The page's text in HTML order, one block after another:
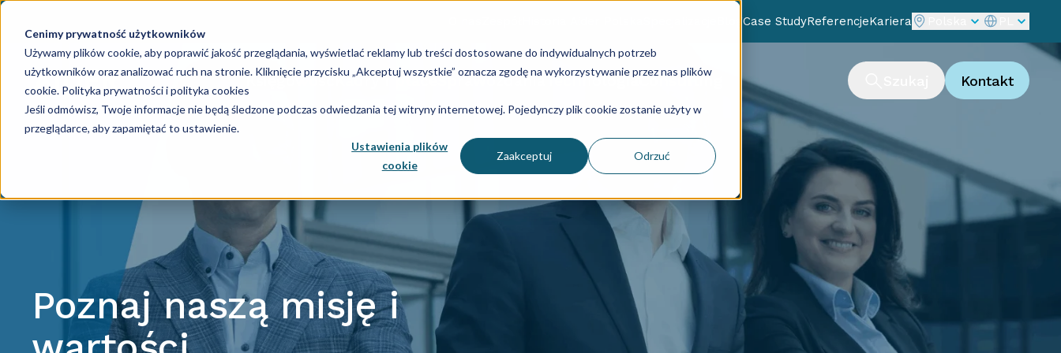
Cenimy prywatność użytkowników
Używamy plików cookie, aby poprawić jakość przeglądania, wyświetlać reklamy lub treści dostosowane do indywidualnych potrzeb
użytkowników oraz analizować ruch na stronie. Kliknięcie przycisku „Akceptuj wszystkie” oznacza zgodę na wykorzystywanie przez nas plików
cookie.Polityka prywatności i polityka cookies
Jeśli odmówisz, Twoje informacje nie będą śledzone podczas odwiedzania tej witryny internetowej. Pojedynczy plik cookie zostanie użyty w
przeglądarce, aby zapamiętać to ustawienie.
Ustawienia plików
cookie
Zaakceptuj Odrzuć
BlogCase StudyReferencjeKariera
KsięgowośćKadry i płaceSprawozdania TechnologiaConsulting Kontakt
Poznaj naszą misję i